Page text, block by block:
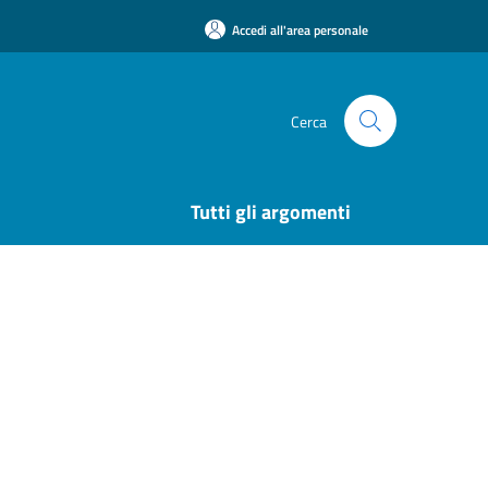
Accedi all'area personale
Cerca
Tutti gli argomenti